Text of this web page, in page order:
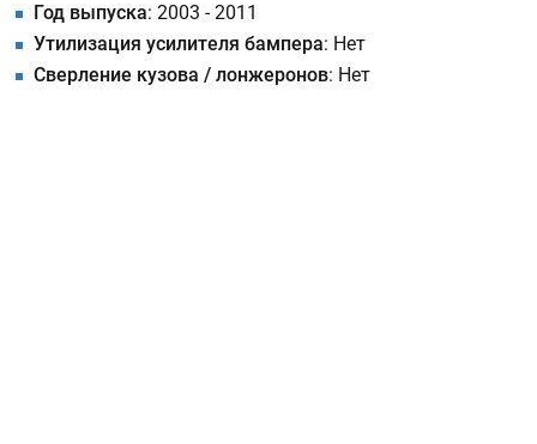
Год выпуска: 2003 - 2011
Утилизация усилителя бампера: Нет
Сверление кузова / лонжеронов: Нет